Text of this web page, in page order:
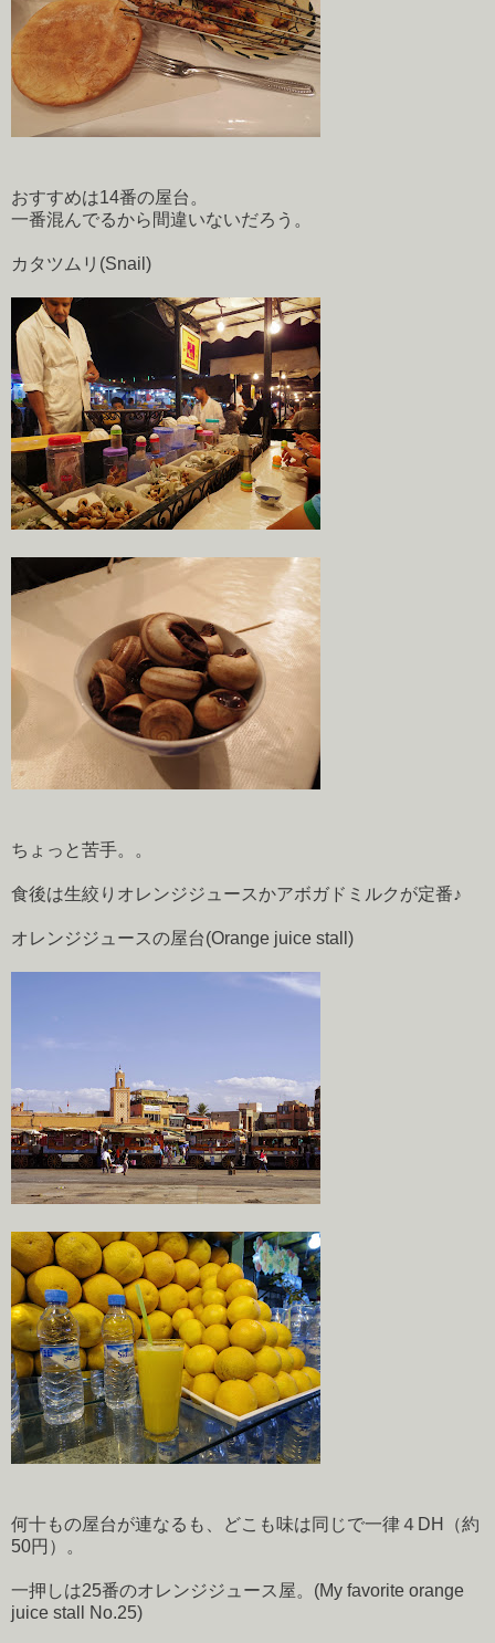
おすすめは14番の屋台。
一番混んでるから間違いないだろう。
カタツムリ(Snail)
ちょっと苦手。。
食後は生絞りオレンジジュースかアボガドミルクが定番♪
オレンジジュースの屋台(Orange juice stall)
何十もの屋台が連なるも、どこも味は同じで一律４DH（約
50円）。
一押しは25番のオレンジジュース屋。(My favorite orange
juice stall No.25)